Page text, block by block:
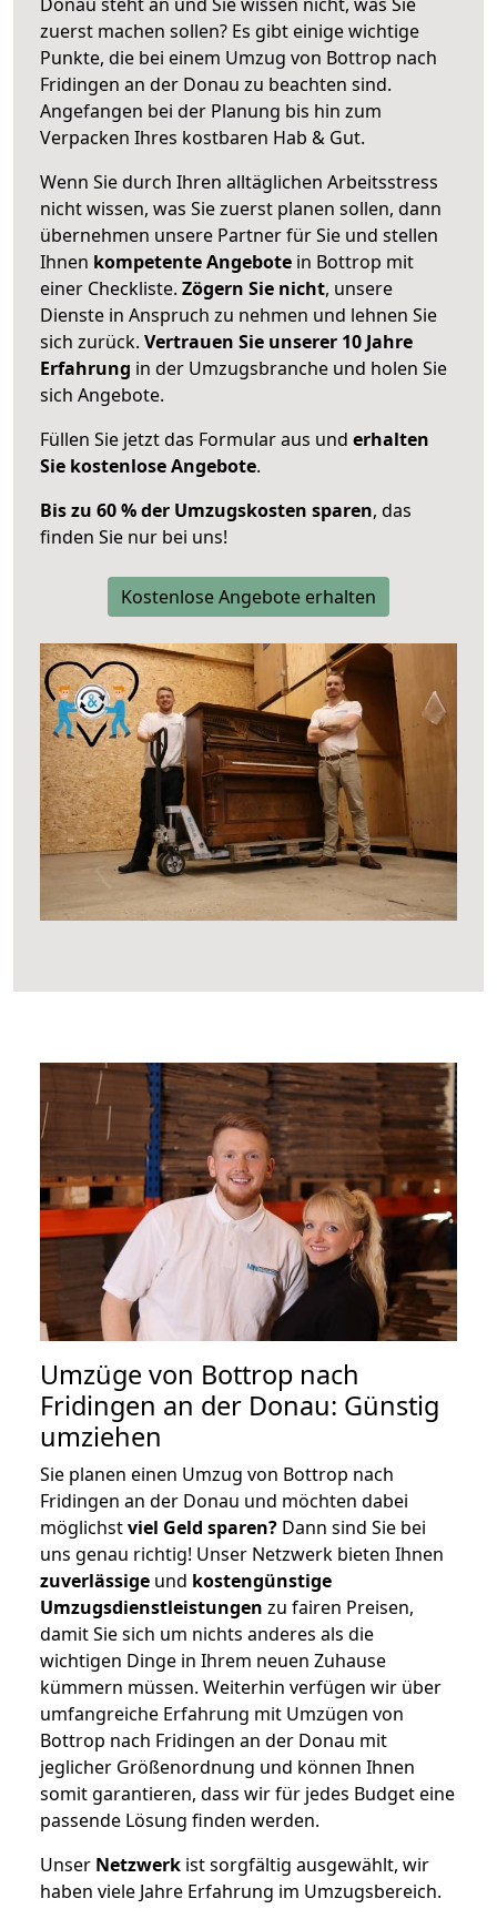
zuerst machen sollen? Es gibt einige wichtige
Punkte, die bei einem Umzug von Bottrop nach
Fridingen an der Donau zu beachten sind.
Angefangen bei der Planung bis hin zum
Verpacken Ihres kostbaren Hab & Gut.
Wenn Sie durch Ihren alltäglichen Arbeitsstress
nicht wissen, was Sie zuerst planen sollen, dann
übernehmen unsere Partner für Sie und stellen
Ihnen kompetente Angebote in Bottrop mit
einer Checkliste. Zögern Sie nicht, unsere
Dienste in Anspruch zu nehmen und lehnen Sie
sich zurück. Vertrauen Sie unserer 10 Jahre
Erfahrung in der Umzugsbranche und holen Sie
sich Angebote.
Füllen Sie jetzt das Formular aus und erhalten
Sie kostenlose Angebote.
Bis zu 60 % der Umzugskosten sparen, das
finden Sie nur bei uns!
Kostenlose Angebote erhalten
Umzüge von Bottrop nach
Fridingen an der Donau: Günstig
umziehen
Sie planen einen Umzug von Bottrop nach
Fridingen an der Donau und möchten dabei
möglichstviel Geld sparen? Dann sind Sie bei
uns genau richtig! Unser Netzwerk bieten Ihnen
zuverlässige und kostengünstige
Umzugsdienstleistungen zu fairen Preisen,
damit Sie sich um nichts anderes als die
wichtigen Dinge in Ihrem neuen Zuhause
kümmern müssen. Weiterhin verfügen wir über
umfangreiche Erfahrung mit Umzügen von
Bottrop nach Fridingen an der Donau mit
jeglicher Größenordnung und können Ihnen
somit garantieren, dass wir für jedes Budget eine
passende Lösung finden werden.
Unser Netzwerk ist sorgfältig ausgewählt, wir
haben viele Jahre Erfahrung im Umzugsbereich.